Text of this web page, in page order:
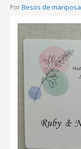
PorBesos de mariposa